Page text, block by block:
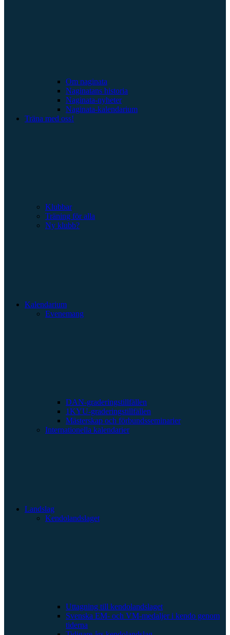
Om naginata
Naginatans historia
Naginata-nyheter
Naginata-kalendarium
Träna med oss!
Klubbar
Träning för alla
Ny klubb?
Kalendarium
Evenemang
DAN-graderingstillfällen
1KYU-graderingstillfällen
Mästerskap och förbundsseminarier
Internationella kalendarier
Landslag
Kendolandslaget
Uttagning till kendolandslaget
Svenska EM- och VM-medaljer i kendo genom
tiderna